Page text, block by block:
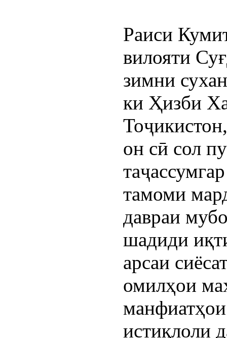
Раиси
вилояти
зимни
ки Ҳизби
он сӣ сол
тамоми
давраи
шадиди
арсаи
омилҳои
истиқлоли